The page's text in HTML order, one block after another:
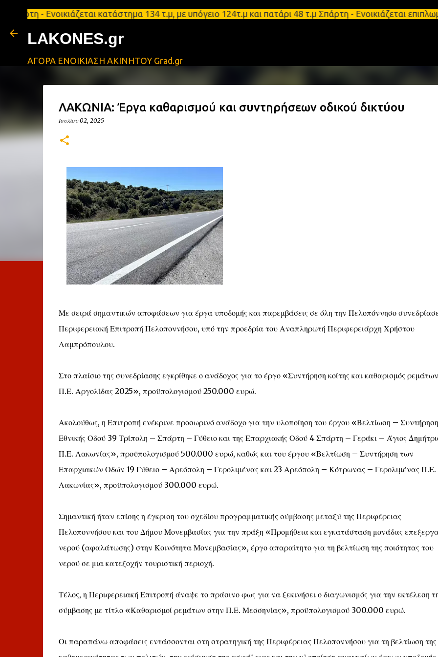
Μετάβαση στο κύριο περιεχόμενο
Ενοικιάζεται κατάστημα 134 τ.μ, με υπόγειο 124τ.μ και πατάρι 48 τ.μ Σπάρτη - Ενοικιάζεται
LAKONES.gr
ΑΓΟΡΑ ΕΝΟΙΚΙΑΣΗ ΑΚΙΝΗΤΟΥ Grad.gr
ΛΑΚΩΝΙΑ: Έργα καθαρισμού και συντηρήσεων οδικού δικτύου
Ιουλίου 02, 2025
Με σειρά σημαντικών αποφάσεων για έργα υποδομής και παρεμβάσεις σε όλη την Πελοπόννησο
Περιφερειακή Επιτροπή Πελοποννήσου, υπό την προεδρία του Αναπληρωτή Περιφερειάρχη Χρήστου
Λαμπρόπουλου.
Στο πλαίσιο της συνεδρίασης εγκρίθηκε ο ανάδοχος για το έργο «Συντήρηση κοίτης και καθαρισμός ρεμάτων
Π.Ε. Αργολίδας 2025», προϋπολογισμού 250.000 ευρώ.
Ακολούθως, η Επιτροπή ενέκρινε προσωρινό ανάδοχο για την υλοποίηση του έργου «Βελτίωση –
Εθνικής Οδού 39 Τρίπολη – Σπάρτη – Γύθειο και της Επαρχιακής Οδού 4 Σπάρτη – Γεράκι – Άγιος
Π.Ε. Λακωνίας», προϋπολογισμού 500.000 ευρώ, καθώς και του έργου «Βελτίωση – Συντήρηση των
Επαρχιακών Οδών 19 Γύθειο – Αρεόπολη – Γερολιμένας και 23 Αρεόπολη – Κότρωνας – Γερολιμένας Π.Ε.
Λακωνίας», προϋπολογισμού 300.000 ευρώ.
Σημαντική ήταν επίσης η έγκριση του σχεδίου προγραμματικής σύμβασης μεταξύ της Περιφέρειας
Πελοποννήσου και του Δήμου Μονεμβασίας για την πράξη «Προμήθεια και εγκατάσταση μονάδας
νερού (αφαλάτωσης) στην Κοινότητα Μονεμβασίας», έργο απαραίτητο για τη βελτίωση της ποιότητας του
νερού σε μια κατεξοχήν τουριστική περιοχή.
Τέλος, η Περιφερειακή Επιτροπή άναψε το πράσινο φως για να ξεκινήσει ο διαγωνισμός για την εκτέλεση
σύμβασης με τίτλο «Καθαρισμοί ρεμάτων στην Π.Ε. Μεσσηνίας», προϋπολογισμού 300.000 ευρώ.
Οι παραπάνω αποφάσεις εντάσσονται στη στρατηγική της Περιφέρειας Πελοποννήσου για τη βελτίωση της